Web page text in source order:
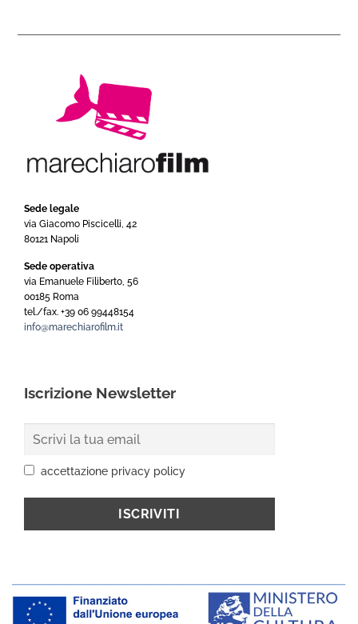
Sede legale
via Giacomo Piscicelli, 42
80121 Napoli
Sede operativa
via Emanuele Filiberto, 56
00185 Roma
tel./fax. +39 06 99448154
info@marechiarofilm.it
Iscrizione Newsletter
accettazione privacy policy